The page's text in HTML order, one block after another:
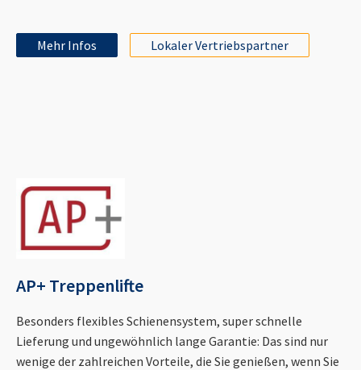
Mehr Infos Lokaler Vertriebspartner
AP+ Treppenlifte
Besonders flexibles Schienensystem, super schnelle
Lieferung und ungewöhnlich lange Garantie: Das sind nur
wenige der zahlreichen Vorteile, die Sie genießen, wenn Sie